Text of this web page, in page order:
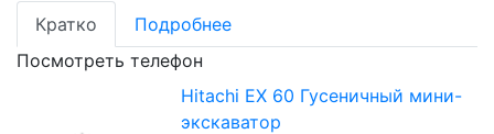
Кратко
Подробнее
Посмотреть телефон
Hitachi EX 60 Гусеничный мини-
экскаватор